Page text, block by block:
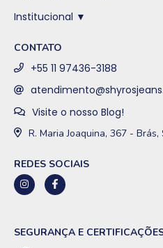
Institucional ▼
CONTATO
+55 11 97436-3188
Visite o nosso Blog!
R. Maria Joaquina, 367 -
REDES SOCIAIS
SEGURANÇA E